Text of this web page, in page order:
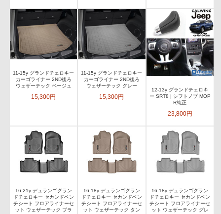
11-15y グランドチェロキー
カーゴライナー 2ND後ろ
ウェザーテック ベージュ
15,300円
11-15y グランドチェロキー
カーゴライナー 2ND後ろ
ウェザーテック グレー
15,300円
12-13y グランドチェロキ
ー SRT8 | シフトノブ MOP
R純正
23,800円
16-21y デュランゴグラン
ドチェロキー セカンドベン
チシート フロアライナーセ
ット ウェザーテック ブラ
16-18y デュランゴグラン
ドチェロキー セカンドベン
チシート フロアライナーセ
ット ウェザーテック タン
16-18y デュランゴグラン
ドチェロキー セカンドベン
チシート フロアライナーセ
ット ウェザーテック グレ